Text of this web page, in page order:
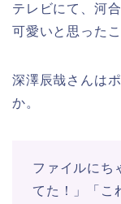
テレビにて、河
可愛いと思った
深澤辰哉さんは
か。
ファイルにち
てた！」「こ